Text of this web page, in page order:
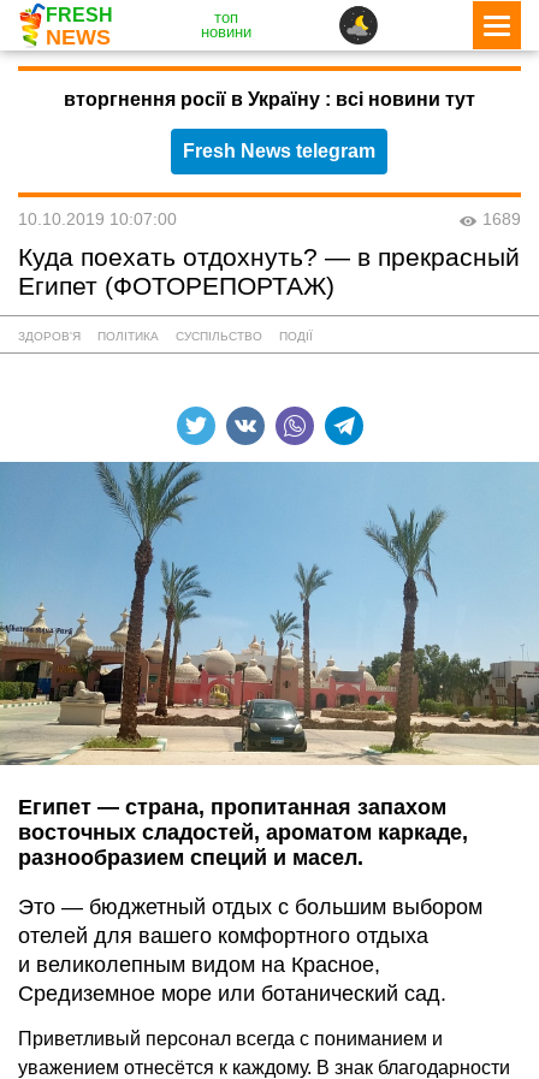
FRESH
NEWS
топ
новини
вторгнення росії в Україну : всі новини тут
Fresh News telegram
10.10.2019 10:07:00 1689
Куда поехать отдохнуть? — в прекрасный
Египет (ФОТОРЕПОРТАЖ)
ЗДОРОВ'Я ПОЛІТИКА СУСПІЛЬСТВО ПОДІЇ
Египет — страна, пропитанная запахом
восточных сладостей, ароматом каркаде,
разнообразием специй и масел.
Это — бюджетный отдых с большим выбором
отелей для вашего комфортного отдыха
и великолепным видом на Красное,
Средиземное море или ботанический сад.
Приветливый персонал всегда с пониманием и
уважением отнесётся к каждому. В знак благодарности